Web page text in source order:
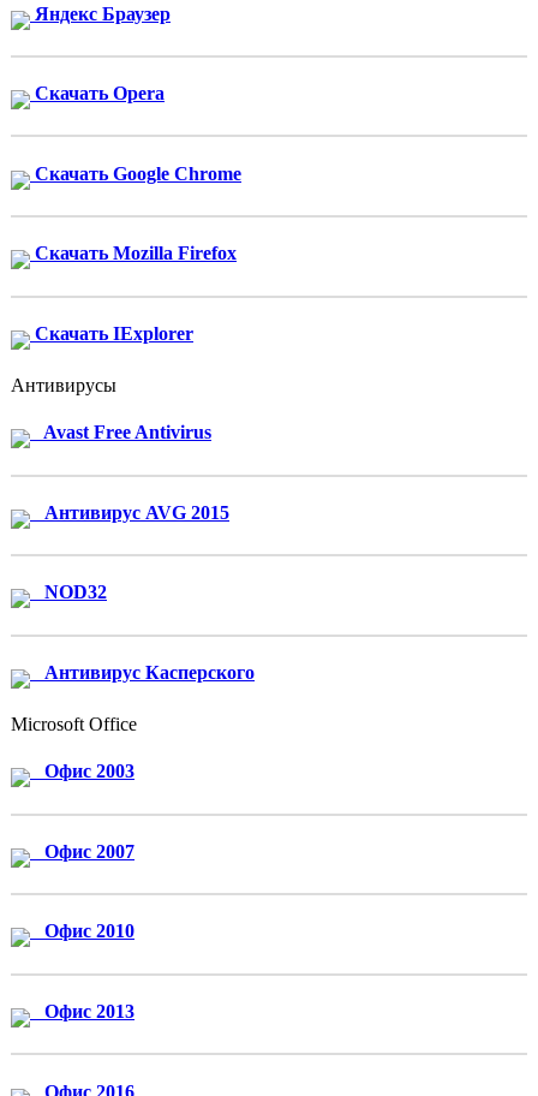
Яндекс Браузер
Скачать Opera
Скачать Google Chrome
Скачать Mozilla Firefox
Скачать IExplorer
Антивирусы
Avast Free Antivirus
Антивирус AVG 2015
NOD32
Антивирус Касперского
Microsoft Office
Офис 2003
Офис 2007
Офис 2010
Офис 2013
Офис 2016